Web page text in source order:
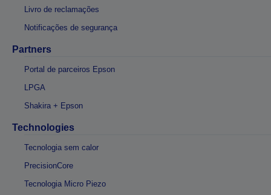
Livro de reclamações
Notificações de segurança
Partners
Portal de parceiros Epson
LPGA
Shakira + Epson
Technologies
Tecnologia sem calor
PrecisionCore
Tecnologia Micro Piezo